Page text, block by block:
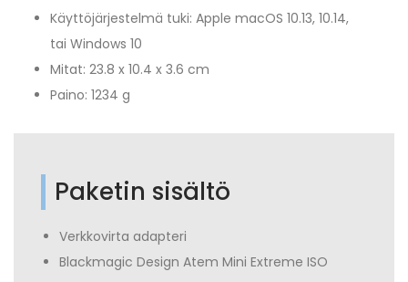
Käyttöjärjestelmä tuki: Apple macOS 10.13, 10.14,
tai Windows 10
Mitat: 23.8 x 10.4 x 3.6 cm
Paino: 1234 g
Paketin sisältö
Verkkovirta adapteri
Blackmagic Design Atem Mini Extreme ISO